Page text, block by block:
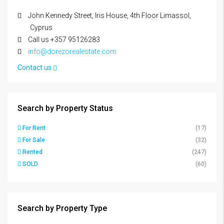
John Kennedy Street, Iris House, 4th Floor Limassol,
Cyprus
Call us +357 95126283
info@dorezorealestate.com
Contact us
Search by Property Status
For Rent
(17)
For Sale
(32)
Rented
(247)
SOLD
(60)
Search by Property Type